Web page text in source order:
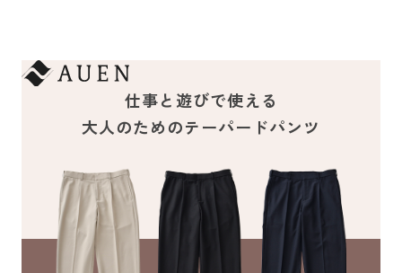
仕事と遊びで使える
大人のためのテーパードパンツ